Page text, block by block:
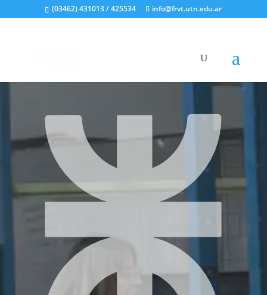
(03462) 431013 / 425534 info@frvt.utn.edu.ar